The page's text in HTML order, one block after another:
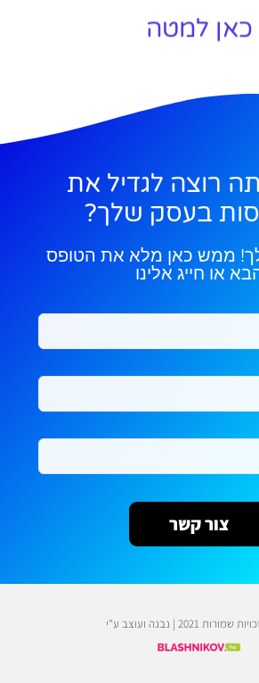
כאן למטה
רוצה לגדיל את
בעסק שלך?
ממש כאן מלא את הטופס
או חייג אלינו
צור קשר
2021 | נבנה ועוצב ע"י